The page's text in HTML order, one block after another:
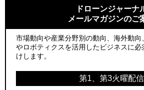
ーンが採択、国産機で量産調達を目指
ROBOZ、北名古屋市制20周年記念で
ン」とドローンショーによる新演出を
レッドクリフ、足利花火大会で映画『
飛んだドローン、飛ばなかったドロー
ン」とドローンショーによる新演出を
防衛装備庁「迎撃ドローン早期取得
ーンが採択、国産機で量産調達を目指
サザンビーチちがさき花火大会で「復
国産AUVを社会実装へ、スタートア
ドローンジャーナ
メールマガジンのご
市場動向や産業分野別の動向、海外動向
やロボティクスを活用したビジネスに必
けします。
第1、第3火曜配信